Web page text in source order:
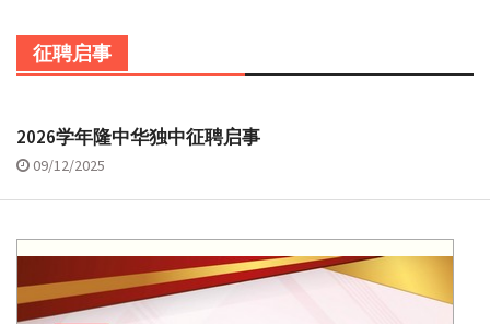
征聘启事
2026学年隆中华独中征聘启事
09/12/2025